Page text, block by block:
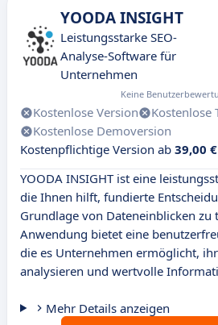
YOODA INSIGHT
Leistungsstarke SEO-
Analyse-Software für
Unternehmen
Keine
Kostenlose Version
Kostenlose
Kostenlose Demoversion
Kostenpflichtige Version ab 39,00
YOODA INSIGHT ist eine
die Ihnen hilft, fundierte
Grundlage von Dateneinblicken zu
Anwendung bietet eine
die es Unternehmen ermöglicht,
analysieren und wertvolle
Mehr Details anzeigen